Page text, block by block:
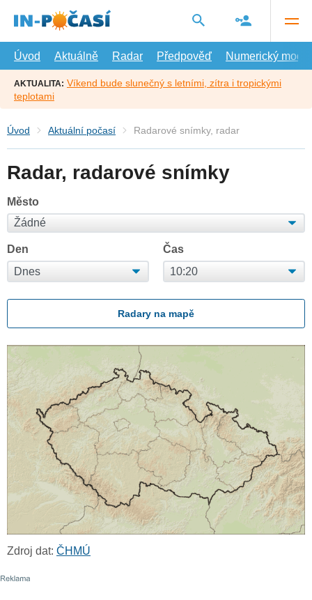
hlavní
Úvod
Aktuálně Radar Předpověď Numerický model
AKTUALITA: Víkend bude slunečný s letními, zítra i tropickými
teplotami
Úvod Aktuální počasí Radarové snímky, radar
Radar, radarové snímky
Město
Den Čas
Radary na mapě
Zdroj dat: ČHMÚ